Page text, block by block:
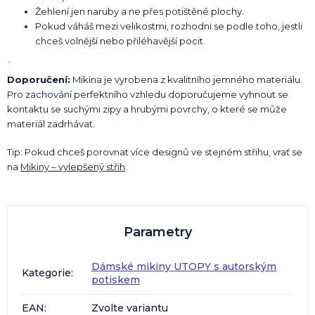
Žehlení jen naruby a ne přes potištěné plochy.
Pokud váháš mezi velikostmi, rozhodni se podle toho, jestli
chceš volnější nebo přiléhavější pocit.
¨
Doporučení: Mikina je vyrobena z kvalitního jemného materiálu.
Pro zachování perfektního vzhledu doporučujeme vyhnout se
kontaktu se suchými zipy a hrubými povrchy, o které se může
materiál zadrhávat.
Tip: Pokud chceš porovnat více designů ve stejném střihu, vrať se
na Mikiny – vylepšený střih
Parametry
Kategorie:
Dámské mikiny UTOPY s autorským
potiskem
EAN: Zvolte variantu